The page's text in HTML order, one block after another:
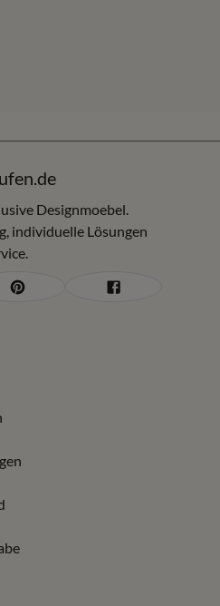
Oberbergisches,
Köln/Bonn, Dortmund,
in Olpe oder im Umkreis von
Möbel Zeppenfeld Sale-
und Einzelstücke mit
und Stauraummöbel
Designmoebel.
individuelle Lösungen